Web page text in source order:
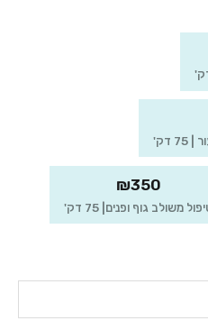
דק'
₪350
משולב גוף ופנים| 75 דק'